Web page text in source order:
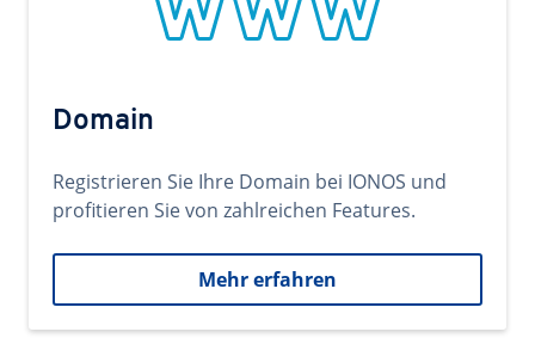
Domain
Registrieren Sie Ihre Domain bei IONOS und
profitieren Sie von zahlreichen Features.
Mehr erfahren